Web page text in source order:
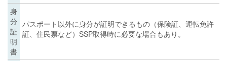
身
分
証
明
書
パスポート以外に身分が証明できるもの（保険証、運転免許
証、住民票など）SSP取得時に必要な場合もあり。